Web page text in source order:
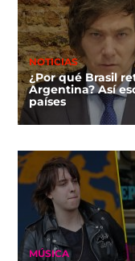
NOTICIAS
¿Por qué Brasil
Argentina? Así
países
MÚSICA